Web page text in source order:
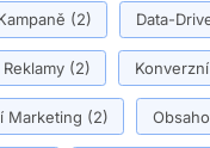
(2) Data-
(2)
Marketing (2)